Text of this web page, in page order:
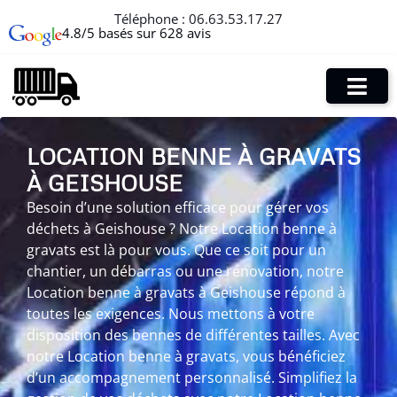
Téléphone : 06.63.53.17.27
4.8/5 basés sur 628 avis
LOCATION BENNE À GRAVATS
À GEISHOUSE
Besoin d’une solution efficace pour gérer vos
déchets à Geishouse ? Notre Location benne à
gravats est là pour vous. Que ce soit pour un
chantier, un débarras ou une rénovation, notre
Location benne à gravats à Geishouse répond à
toutes les exigences. Nous mettons à votre
disposition des bennes de différentes tailles. Avec
notre Location benne à gravats, vous bénéficiez
d’un accompagnement personnalisé. Simplifiez la